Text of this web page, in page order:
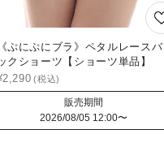
《ぷにぷにブラ》ペタルレースバ
クショーツ【ショーツ単品】
2,290
販売期間
2026/08/05 12:00〜